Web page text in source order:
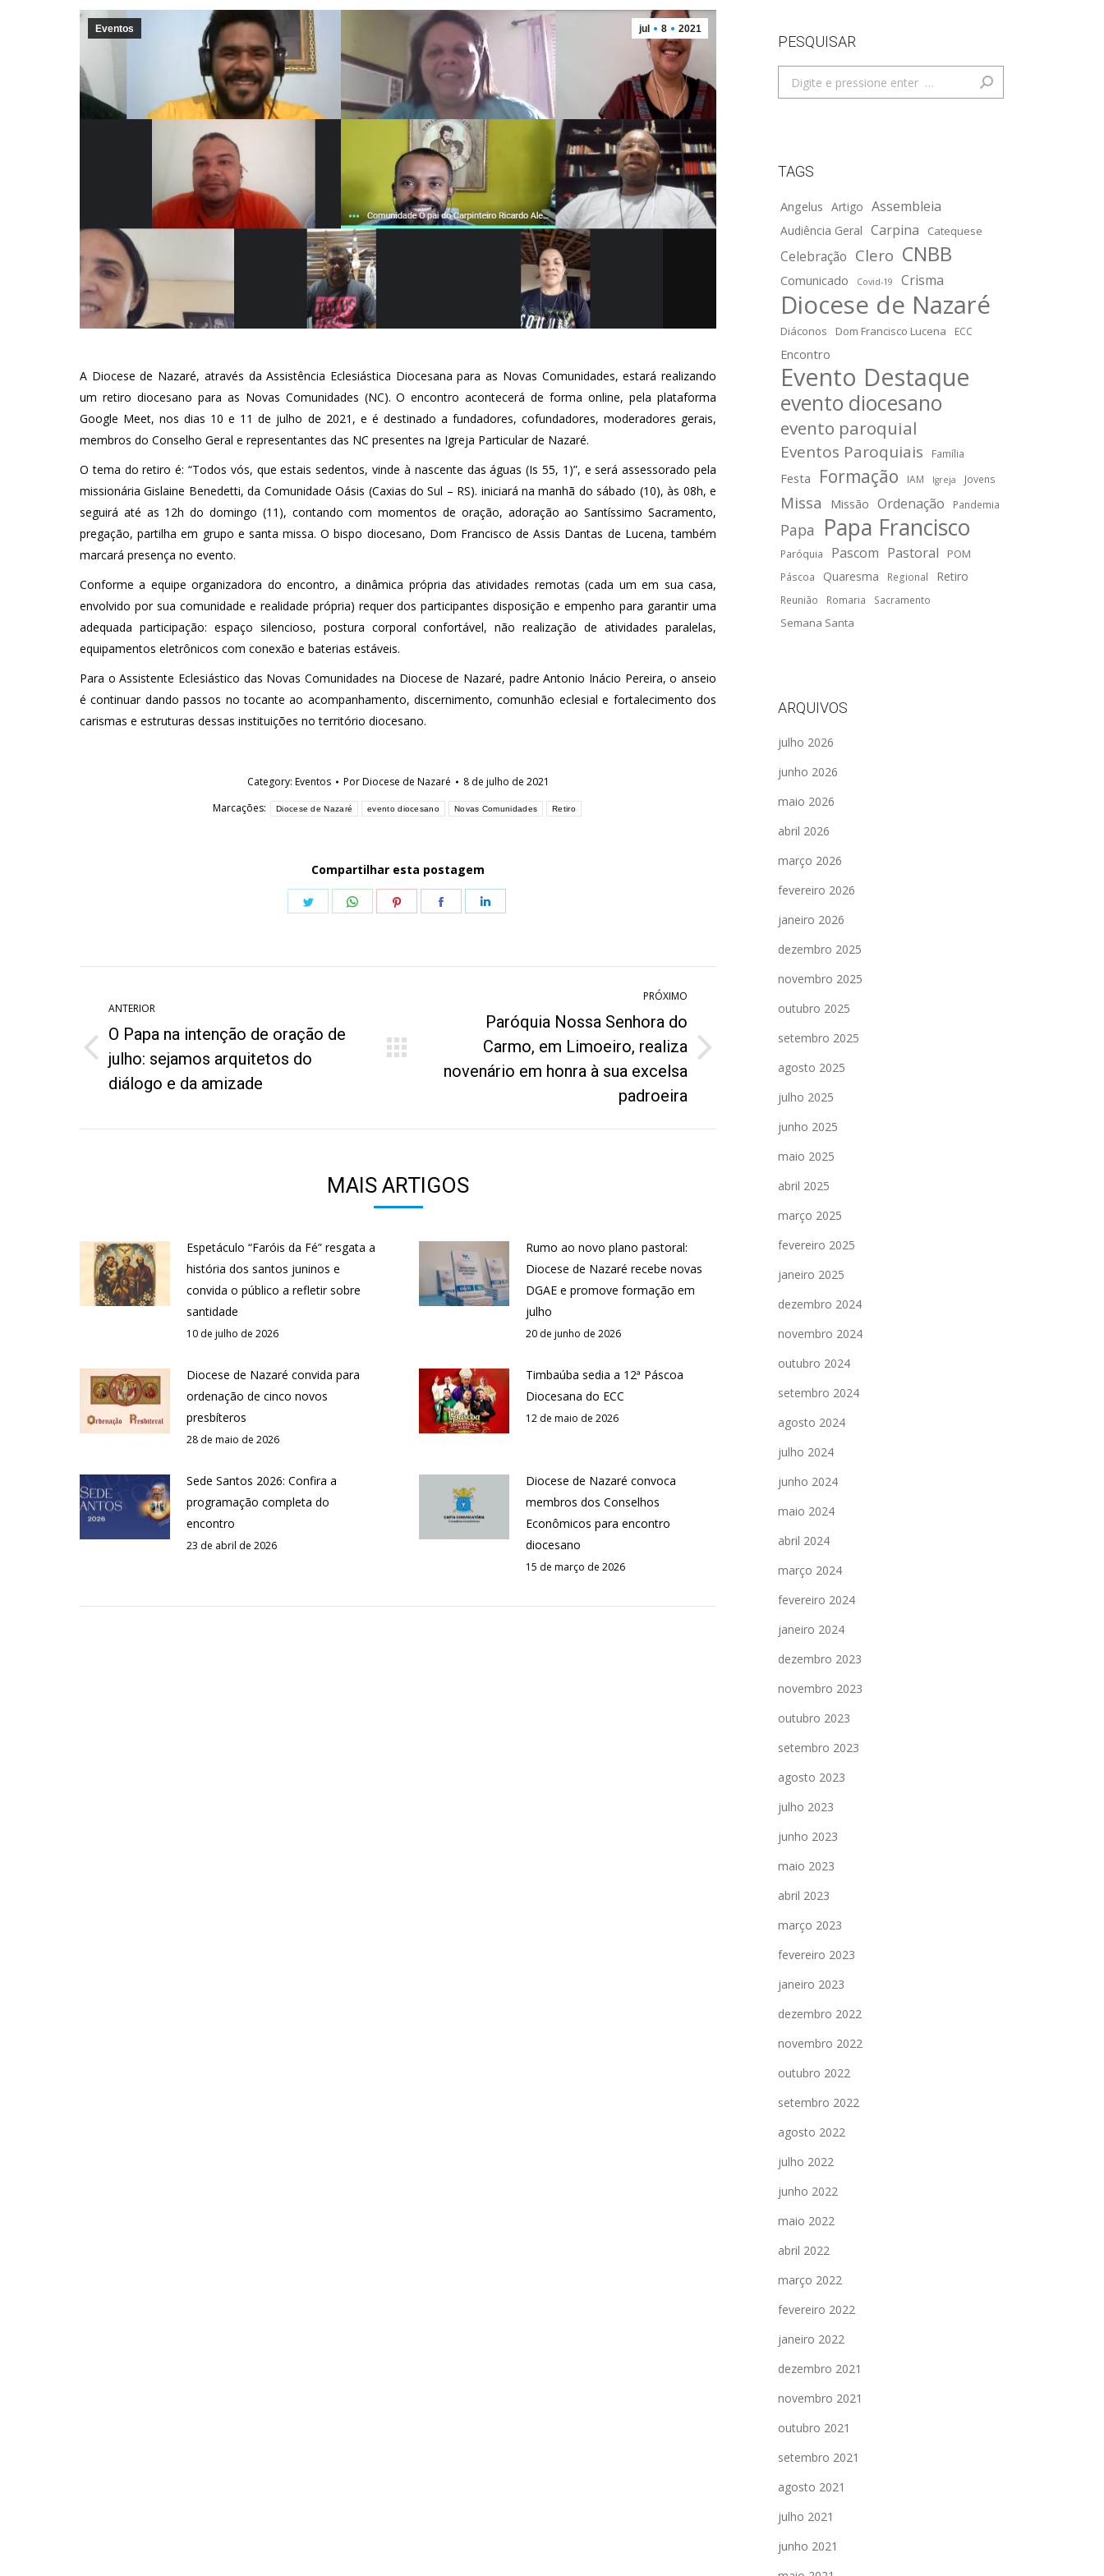
jul 8 2021
Eventos
A Diocese de Nazaré, através da Assistência Eclesiástica Diocesana para as Novas Comunidades, estará realizando
um retiro diocesano para as Novas Comunidades (NC). O encontro acontecerá de forma online, pela plataforma
Google Meet, nos dias 10 e 11 de julho de 2021, e é destinado a fundadores, cofundadores, moderadores gerais,
membros do Conselho Geral e representantes das NC presentes na Igreja Particular de Nazaré.
O tema do retiro é: “Todos vós, que estais sedentos, vinde à nascente das águas (Is 55, 1)”, e será assessorado pela
missionária Gislaine Benedetti, da Comunidade Oásis (Caxias do Sul – RS). iniciará na manhã do sábado (10), às 08h, e
seguirá até as 12h do domingo (11), contando com momentos de oração, adoração ao Santíssimo Sacramento,
pregação, partilha em grupo e santa missa. O bispo diocesano, Dom Francisco de Assis Dantas de Lucena, também
marcará presença no evento.
Conforme a equipe organizadora do encontro, a dinâmica própria das atividades remotas (cada um em sua casa,
envolvido por sua comunidade e realidade própria) requer dos participantes disposição e empenho para garantir uma
adequada participação: espaço silencioso, postura corporal confortável, não realização de atividades paralelas,
equipamentos eletrônicos com conexão e baterias estáveis.
Para o Assistente Eclesiástico das Novas Comunidades na Diocese de Nazaré, padre Antonio Inácio Pereira, o anseio
é continuar dando passos no tocante ao acompanhamento, discernimento, comunhão eclesial e fortalecimento dos
carismas e estruturas dessas instituições no território diocesano.
Category: Eventos PorDiocese de Nazaré
8 de julho de 2021
Marcações:
Diocese de Nazaré evento diocesano Novas Comunidades Retiro
Compartilhar esta postagem
Share Share
Share
Share
post:
ANTERIOR
Post
anterior:
O Papa na intenção de oração de
julho: sejamos arquitetos do
diálogo e da amizade
PRÓXIMO
post:
Paróquia Nossa Senhora do
Carmo, em Limoeiro, realiza
novenário em honra à sua excelsa
padroeira
MAIS ARTIGOS
Espetáculo “Faróis da Fé” resgata a
história dos santos juninos e
convida o público a refletir sobre
santidade
10 de julho de 2026
Rumo ao novo plano pastoral:
Diocese de Nazaré recebe novas
DGAE e promove formação em
julho
20 de junho de 2026
Diocese de Nazaré convida para
ordenação de cinco novos
presbíteros
28 de maio de 2026
Timbaúba sedia a 12ª Páscoa
Diocesana do ECC
12 de maio de 2026
Sede Santos 2026: Confira a
programação completa do
encontro
23 de abril de 2026
Diocese de Nazaré convoca
membros dos Conselhos
Econômicos para encontro
diocesano
15 de março de 2026
PESQUISAR
Search:
TAGS
Angelus Artigo Assembleia
Audiência Geral Carpina Catequese
Celebração Clero CNBB
Comunicado Covid-19 Crisma
Diocese de Nazaré
Diáconos Dom Francisco Lucena ECC
Encontro
Evento Destaque
evento diocesano
evento paroquial
Eventos Paroquiais Família
Festa Formação IAM Igreja Jovens
Missa Missão Ordenação Pandemia
Papa Papa Francisco
Paróquia Pascom Pastoral POM
Páscoa Quaresma Regional Retiro
Reunião Romaria Sacramento
Semana Santa
ARQUIVOS
julho 2026
junho 2026
maio 2026
abril 2026
março 2026
fevereiro 2026
janeiro 2026
dezembro 2025
novembro 2025
outubro 2025
setembro 2025
agosto 2025
julho 2025
junho 2025
maio 2025
abril 2025
março 2025
fevereiro 2025
janeiro 2025
dezembro 2024
novembro 2024
outubro 2024
setembro 2024
agosto 2024
julho 2024
junho 2024
maio 2024
abril 2024
março 2024
fevereiro 2024
janeiro 2024
dezembro 2023
novembro 2023
outubro 2023
setembro 2023
agosto 2023
julho 2023
junho 2023
maio 2023
abril 2023
março 2023
fevereiro 2023
janeiro 2023
dezembro 2022
novembro 2022
outubro 2022
setembro 2022
agosto 2022
julho 2022
junho 2022
maio 2022
abril 2022
março 2022
fevereiro 2022
janeiro 2022
dezembro 2021
novembro 2021
outubro 2021
setembro 2021
agosto 2021
julho 2021
junho 2021